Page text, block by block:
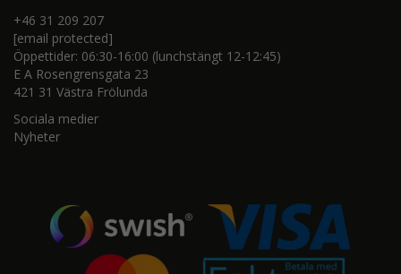
+46 31 209 207
[email protected]
Öppettider: 06:30-16:00 (lunchstängt 12-12:45)
E A Rosengrensgata 23
421 31 Västra Frölunda
Sociala medier
Nyheter